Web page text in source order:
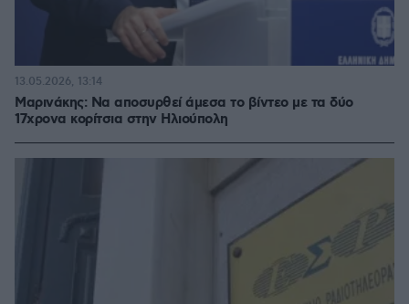
Μαρινάκης: Να αποσυρθεί άμεσα το βίντεο με τα δύο
17χρονα κορίτσια στην Ηλιούπολη
13.05.2026, 13:14